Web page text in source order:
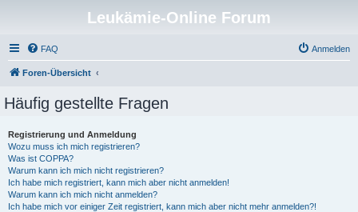
Leukämie-Online Forum
FAQ Anmelden
Foren-Übersicht
Häufig gestellte Fragen
Registrierung und Anmeldung
Wozu muss ich mich registrieren?
Was ist COPPA?
Warum kann ich mich nicht registrieren?
Ich habe mich registriert, kann mich aber nicht anmelden!
Warum kann ich mich nicht anmelden?
Ich habe mich vor einiger Zeit registriert, kann mich aber nicht mehr anmelden?!